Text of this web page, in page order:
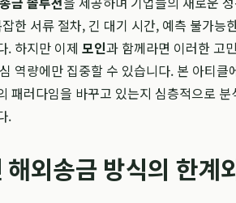
한 서류 절차, 긴 대기 시간, 예측 불가능
. 하지만 이제 모인과 함께라면 이러한 고
역량에만 집중할 수 있습니다. 본 아티클
패러다임을 바꾸고 있는지 심층적으로
.
해외송금 방식의 한계